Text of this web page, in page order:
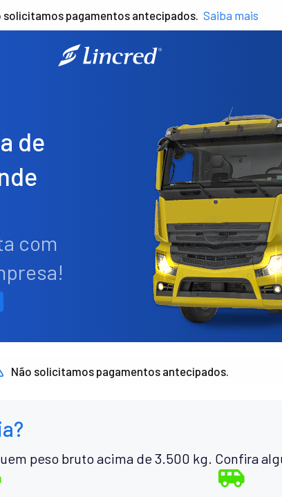
solicitamos pagamentos antecipados. Saiba mais
de
com
Não solicitamos pagamentos antecipados.
peso bruto acima de 3.500 kg. Confira